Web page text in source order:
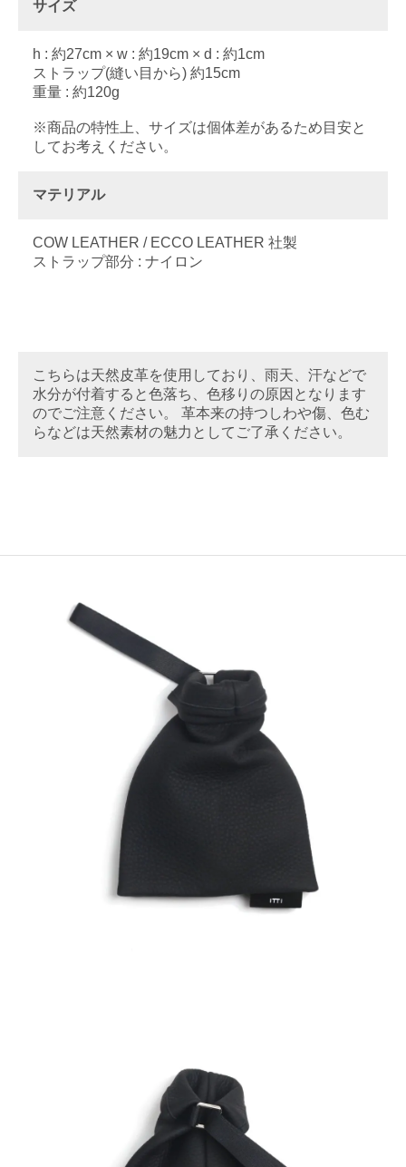
サイズ
h : 約27cm × w : 約19cm × d : 約1cm
ストラップ(縫い目から) 約15cm
重量 : 約120g
※商品の特性上、サイズは個体差があるため目安と
してお考えください。
マテリアル
COW LEATHER / ECCO LEATHER 社製
ストラップ部分 : ナイロン
こちらは天然皮革を使用しており、雨天、汗などで
水分が付着すると色落ち、色移りの原因となります
のでご注意ください。 革本来の持つしわや傷、色む
らなどは天然素材の魅力としてご了承ください。